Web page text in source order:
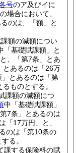
号のア及びイに
場合において、
のは、「額」と
額の減額につい
「基礎賦課額」と
、「第7条」とあ
とあるのは「26万
とあるのは「第
ものとする。
課額の減額につ
中「基礎賦課額」
7条」とあるのは
「17万円」と、
のは「第10条の
る。
課する保険料の賦